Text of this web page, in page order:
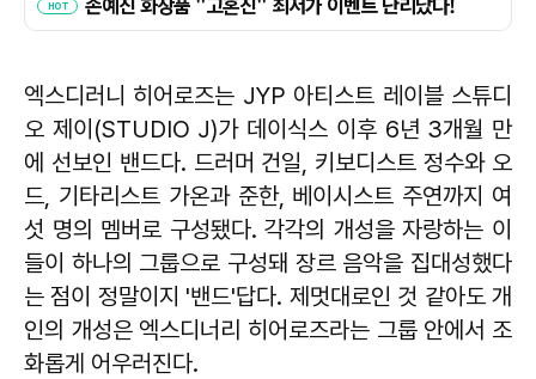
엑스디러니 히어로즈는 JYP 아티스트 레이블 스튜디
오 제이(STUDIO J)가 데이식스 이후 6년 3개월 만
에 선보인 밴드다. 드러머 건일, 키보디스트 정수와 오
드, 기타리스트 가온과 준한, 베이시스트 주연까지 여
섯 명의 멤버로 구성됐다. 각각의 개성을 자랑하는 이
들이 하나의 그룹으로 구성돼 장르 음악을 집대성했다
는 점이 정말이지 '밴드'답다. 제멋대로인 것 같아도 개
인의 개성은 엑스디너리 히어로즈라는 그룹 안에서 조
화롭게 어우러진다.